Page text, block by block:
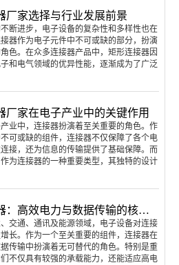
厂家选择与行业发展前景
断进步，电子设备的复杂性和多样性也在
器作为电子元件中不可或缺的部分，扮演
色。在众多连接器产品中，矩形连接器因
和电气领域的优异性能，逐渐成为了广泛
厂家在电子产业中的关键作用
业中，连接器扮演着至关重要的角色。作
可或缺的组件，连接器不仅保障了各个电
接，还为信息的传输提供了基础保障。而
为连接器的一种重要类型，其独特的设计
重载连接器：高效电力与数据传输的核心组件
交通、通讯及能源领域，电子设备对连接
长。作为一个至关重要的组件，连接器在
传输中扮演着无可替代的角色。特别是重
不仅具有较强的承载能力，还能适应高电